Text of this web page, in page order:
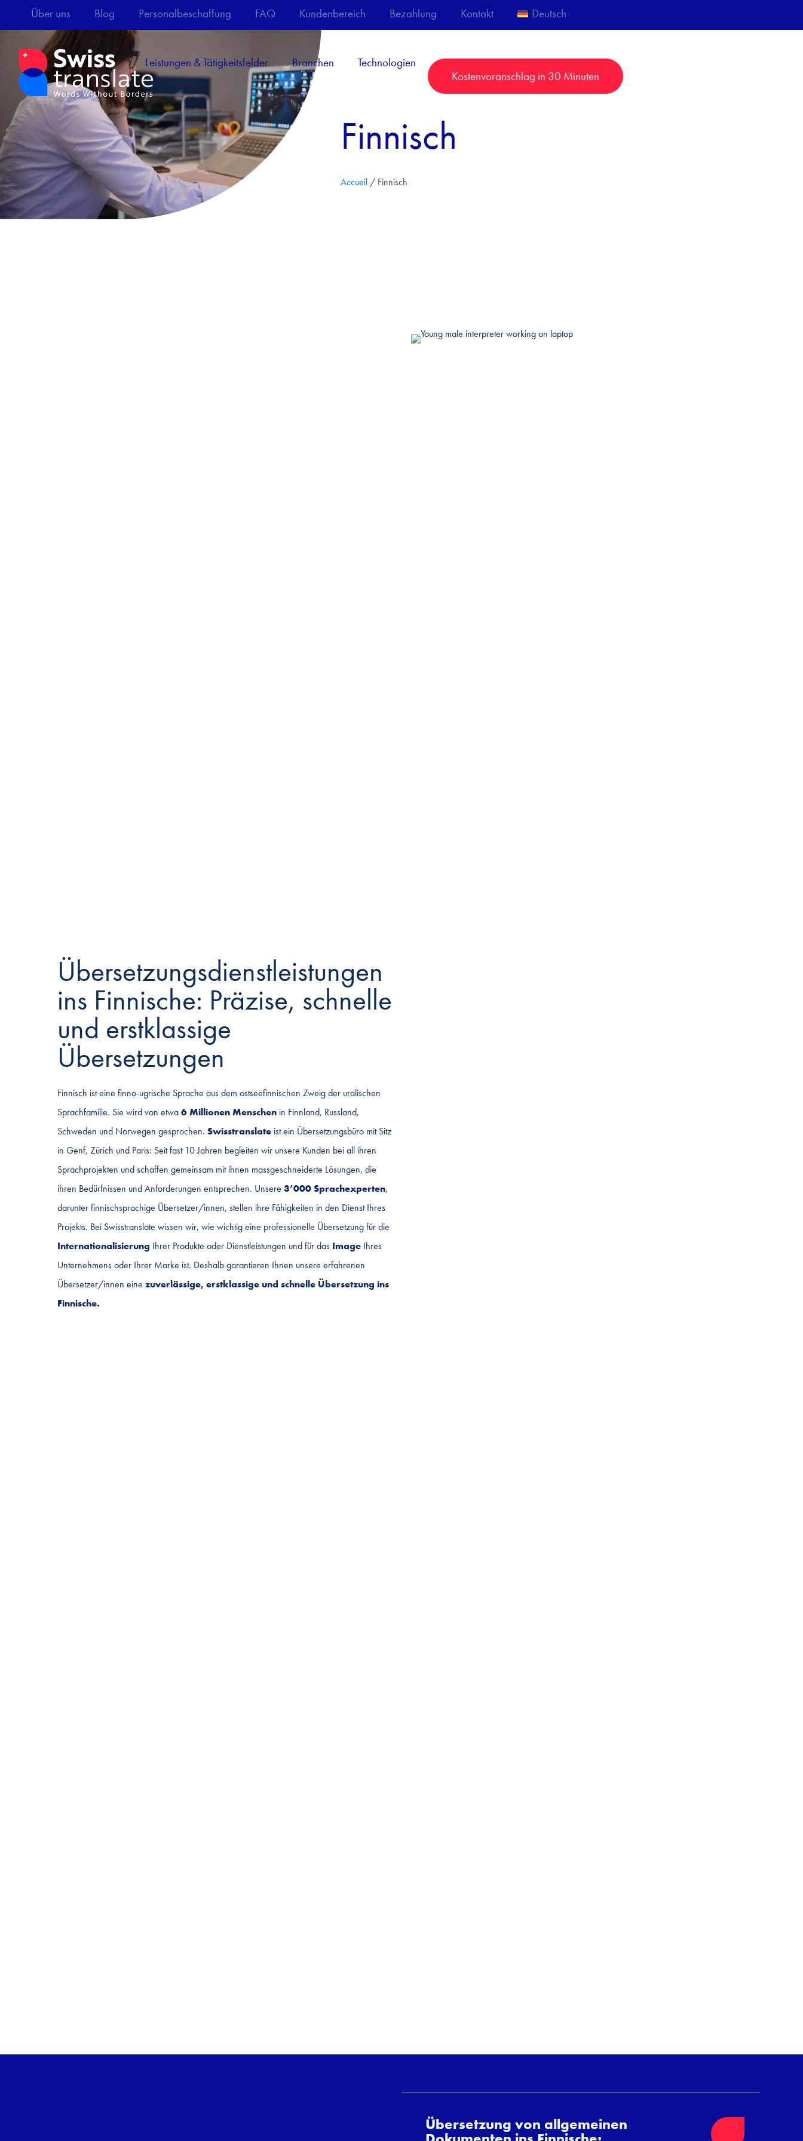
Über uns Blog Personalbeschaffung FAQ Kundenbereich Bezahlung Kontakt Deutsch
Leistungen & Tätigkeitsfelder Branchen
Technologien
Kostenvoranschlag in 30 Minuten
Finnisch
Accueil/ Finnisch
Übersetzungsdienstleistungen
ins Finnische: Präzise, schnelle
und erstklassige
Übersetzungen
Finnisch ist eine finno-ugrische Sprache aus dem ostseefinnischen Zweig der uralischen
Sprachfamilie. Sie wird von etwa6 Millionen Menschen in Finnland, Russland,
Schweden und Norwegen gesprochen. Swisstranslate ist ein Übersetzungsbüro mit Sitz
in Genf, Zürich und Paris: Seit fast 10 Jahren begleiten wir unsere Kunden bei all ihren
Sprachprojekten und schaffen gemeinsam mit ihnen massgeschneiderte Lösungen, die
ihren Bedürfnissen und Anforderungen entsprechen. Unsere 3’000 Sprachexperten,
darunter finnischsprachige Übersetzer/innen, stellen ihre Fähigkeiten in den Dienst Ihres
Projekts. Bei Swisstranslate wissen wir, wie wichtig eine professionelle Übersetzung für die
Internationalisierung Ihrer Produkte oder Dienstleistungen und für das Image Ihres
Unternehmens oder Ihrer Marke ist. Deshalb garantieren Ihnen unsere erfahrenen
Übersetzer/innen eine zuverlässige, erstklassige und schnelle Übersetzung ins
Finnische.
Übersetzung von allgemeinen